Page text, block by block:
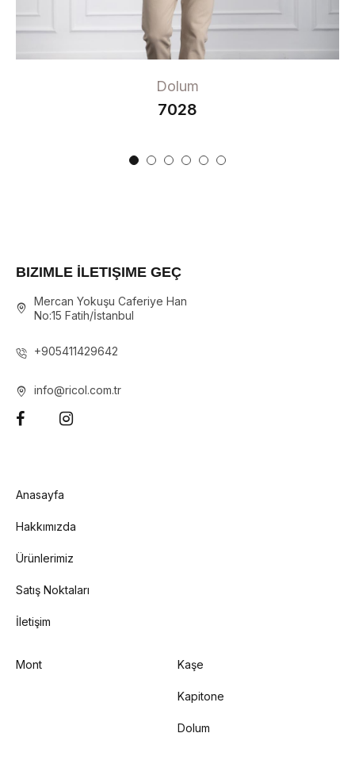
Dolum
7028
BIZIMLE İLETIŞIME GEÇ
Mercan Yokuşu Caferiye Han
No:15 Fatih/İstanbul
+905411429642
info@ricol.com.tr
Anasayfa
Hakkımızda
Ürünlerimiz
Satış Noktaları
İletişim
Mont Kaşe
Kapitone
Dolum